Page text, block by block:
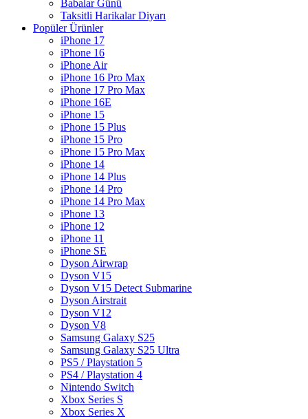
Babalar Günü
Taksitli Harikalar Diyarı
Popüler Ürünler
iPhone 17
iPhone 16
iPhone Air
iPhone 16 Pro Max
iPhone 17 Pro Max
iPhone 16E
iPhone 15
iPhone 15 Plus
iPhone 15 Pro
iPhone 15 Pro Max
iPhone 14
iPhone 14 Plus
iPhone 14 Pro
iPhone 14 Pro Max
iPhone 13
iPhone 12
iPhone 11
iPhone SE
Dyson Airwrap
Dyson V15
Dyson V15 Detect Submarine
Dyson Airstrait
Dyson V12
Dyson V8
Samsung Galaxy S25
Samsung Galaxy S25 Ultra
PS5 / Playstation 5
PS4 / Playstation 4
Nintendo Switch
Xbox Series S
Xbox Series X